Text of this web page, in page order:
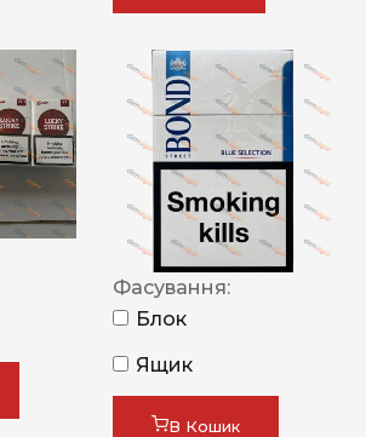
Фасування:
Блок
Ящик
В Кошик